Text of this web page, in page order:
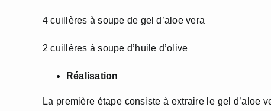
4 cuillères à soupe de gel d’aloe vera
2 cuillères à soupe d’huile d’olive
Réalisation
La première étape consiste à extraire le gel d’aloe